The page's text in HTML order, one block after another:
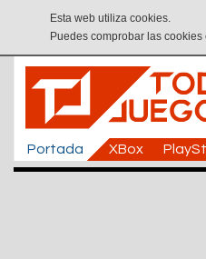
Esta web utiliza cookies.
Puedes comprobar las
Portada XBox